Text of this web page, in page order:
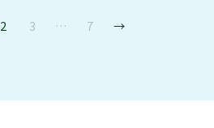
2 3 … 7 →